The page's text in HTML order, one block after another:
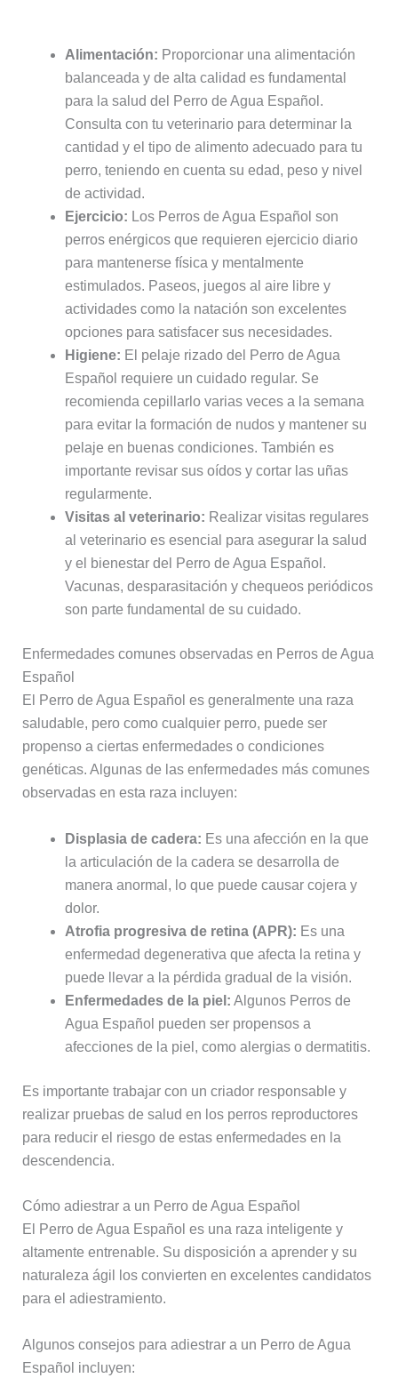
Alimentación: Proporcionar una alimentación
balanceada y de alta calidad es fundamental
para la salud del Perro de Agua Español.
Consulta con tu veterinario para determinar la
cantidad y el tipo de alimento adecuado para tu
perro, teniendo en cuenta su edad, peso y nivel
de actividad.
Ejercicio: Los Perros de Agua Español son
perros enérgicos que requieren ejercicio diario
para mantenerse física y mentalmente
estimulados. Paseos, juegos al aire libre y
actividades como la natación son excelentes
opciones para satisfacer sus necesidades.
Higiene: El pelaje rizado del Perro de Agua
Español requiere un cuidado regular. Se
recomienda cepillarlo varias veces a la semana
para evitar la formación de nudos y mantener su
pelaje en buenas condiciones. También es
importante revisar sus oídos y cortar las uñas
regularmente.
Visitas al veterinario: Realizar visitas regulares
al veterinario es esencial para asegurar la salud
y el bienestar del Perro de Agua Español.
Vacunas, desparasitación y chequeos periódicos
son parte fundamental de su cuidado.
Enfermedades comunes observadas en Perros de Agua
Español
El Perro de Agua Español es generalmente una raza
saludable, pero como cualquier perro, puede ser
propenso a ciertas enfermedades o condiciones
genéticas. Algunas de las enfermedades más comunes
observadas en esta raza incluyen:
Displasia de cadera: Es una afección en la que
la articulación de la cadera se desarrolla de
manera anormal, lo que puede causar cojera y
dolor.
Atrofia progresiva de retina (APR): Es una
enfermedad degenerativa que afecta la retina y
puede llevar a la pérdida gradual de la visión.
Enfermedades de la piel: Algunos Perros de
Agua Español pueden ser propensos a
afecciones de la piel, como alergias o dermatitis.
Es importante trabajar con un criador responsable y
realizar pruebas de salud en los perros reproductores
para reducir el riesgo de estas enfermedades en la
descendencia.
Cómo adiestrar a un Perro de Agua Español
El Perro de Agua Español es una raza inteligente y
altamente entrenable. Su disposición a aprender y su
naturaleza ágil los convierten en excelentes candidatos
para el adiestramiento.
Algunos consejos para adiestrar a un Perro de Agua
Español incluyen: